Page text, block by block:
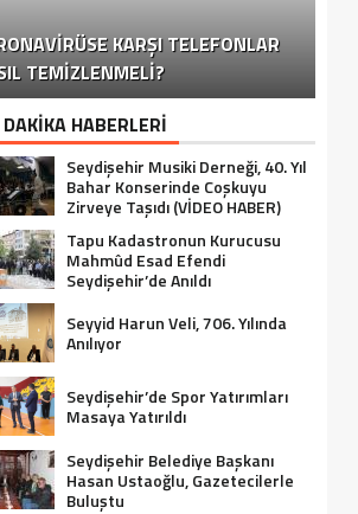
KARŞI TELEFONLAR
TEMIZLENMELI?
KARŞI TELEFONLAR
NASIL TEMIZLENMELI?
KARŞI TELEFONLAR
NASIL TEMIZLENMELI?
KARŞI TELEFONLAR
NASIL TEMIZLENMELI?
KAR YAĞIŞI TRAFIĞI OLUMSUZ
YALIHÜYÜK’TE OZANLI GECE
HABERLERİ
Seydişehir Musiki Derneği, 40. Yıl
Bahar Konserinde Coşkuyu
Zirveye Taşıdı (VİDEO HABER)
Tapu Kadastronun Kurucusu
Mahmûd Esad Efendi
Seydişehir’de Anıldı
Seyyid Harun Veli, 706. Yılında
Anılıyor
Seydişehir’de Spor Yatırımları
Masaya Yatırıldı
Seydişehir Belediye Başkanı
Hasan Ustaoğlu, Gazetecilerle
Buluştu